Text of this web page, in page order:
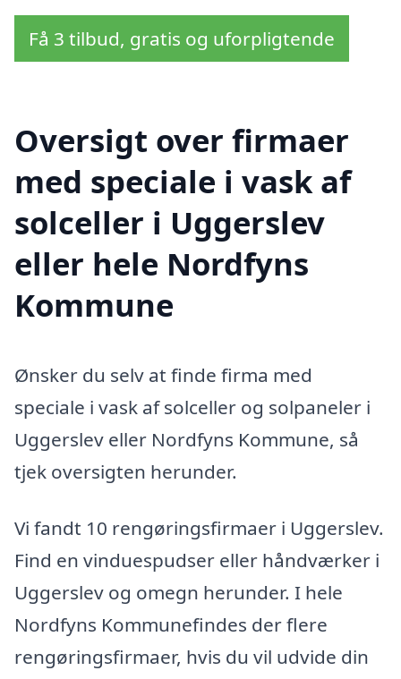
Få 3 tilbud, gratis og uforpligtende
Oversigt over firmaer
med speciale i vask af
solceller i Uggerslev
eller hele Nordfyns
Kommune
Ønsker du selv at finde firma med
speciale i vask af solceller og solpaneler i
Uggerslev eller Nordfyns Kommune, så
tjek oversigten herunder.
Vi fandt 10 rengøringsfirmaer i Uggerslev.
Find en vinduespudser eller håndværker i
Uggerslev og omegn herunder. I hele
Nordfyns Kommunefindes der flere
rengøringsfirmaer, hvis du vil udvide din